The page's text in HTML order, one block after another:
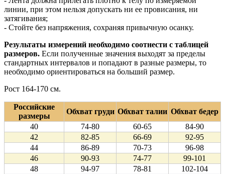
линии, при этом нельзя допускать ни ее провисания, ни
затягивания;
- Стойте без напряжения, сохраняя привычную осанку.
Результаты измерений необходимо соотнести с таблицей
размеров. Если полученные значения выходят за пределы
стандартных интервалов и попадают в разные размеры, то
необходимо ориентироваться на больший размер.
Рост 164-170 см.
Российские
размеры
Обхват груди Обхват талии Обхват бедер
40
74-80 60-65
84-90
42
82-85 66-69
92-95
44
86-89 70-73
96-98
46
90-93 74-77
99-101
48
94-97 78-81
102-104